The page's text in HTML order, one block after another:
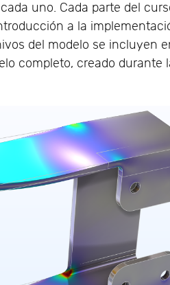
uno. Cada parte del
a la
del modelo se incluyen
completo, creado durante